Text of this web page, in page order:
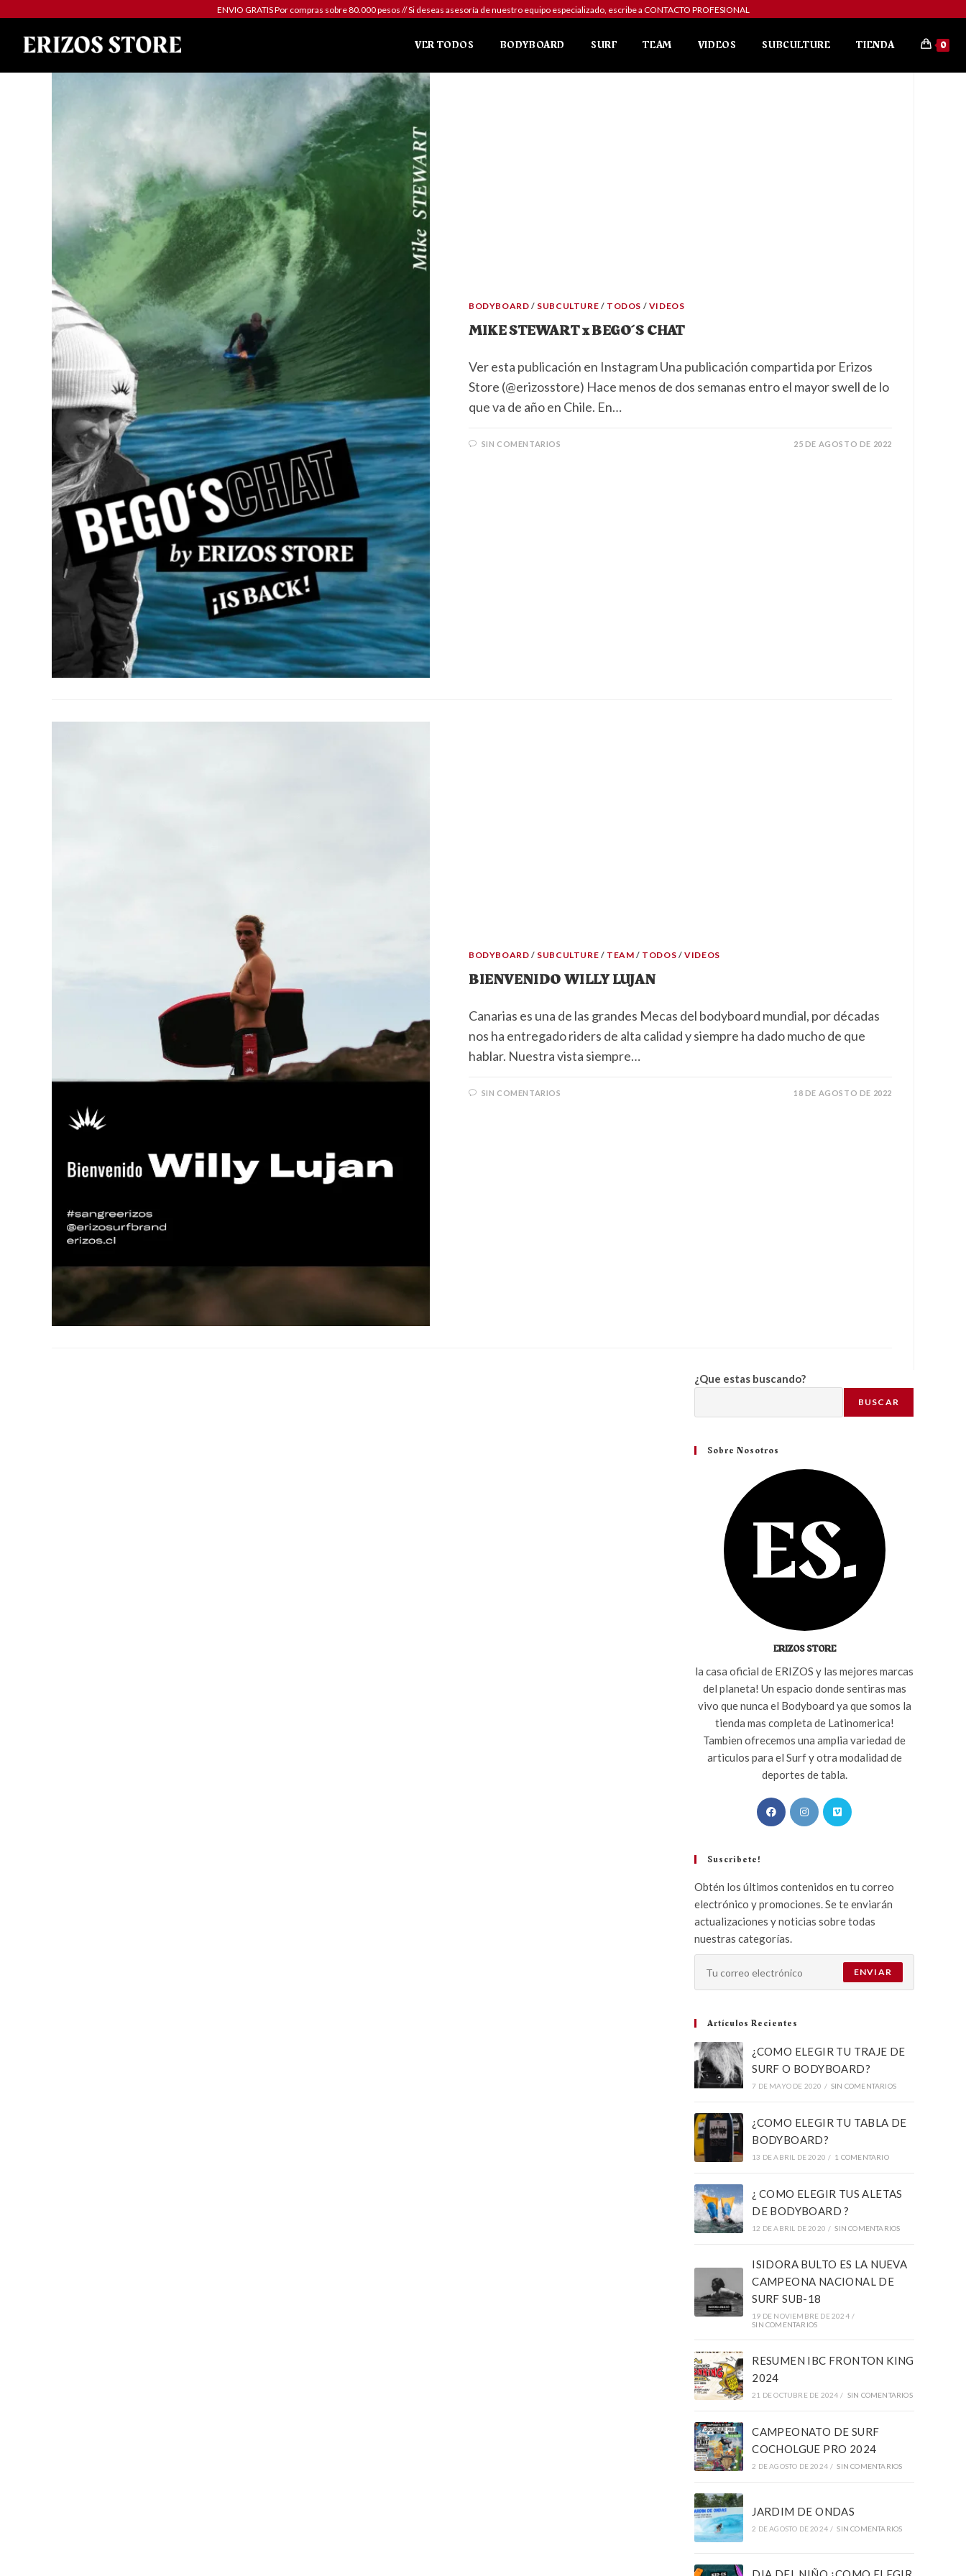
ENVIO GRATIS Por compras sobre 80.000 pesos // Si deseas asesoría de nuestro equipo especializado, escribe a CONTACTO PROFESIONAL
VER TODOS BODYBOARD SURF TEAM VIDEOS SUBCULTURE TIENDA 0
BODYBOARD / SUBCULTURE / TODOS / VIDEOS
MIKE STEWART x BEGO´S CHAT
Ver esta publicación en Instagram Una publicación compartida por Erizos
Store (@erizosstore) Hace menos de dos semanas entro el mayor swell de lo
que va de año en Chile. En…
SIN COMENTARIOS 25 DE AGOSTO DE 2022
BODYBOARD / SUBCULTURE / TEAM / TODOS /VIDEOS
BIENVENIDO WILLY LUJAN
Canarias es una de las grandes Mecas del bodyboard mundial, por décadas
nos ha entregado riders de alta calidad y siempre ha dado mucho de que
hablar. Nuestra vista siempre…
SIN COMENTARIOS 18 DE AGOSTO DE 2022
¿Que estas buscando?
BUSCAR
Sobre Nosotros
ERIZOS STORE
la casa oficial de ERIZOS y las mejores marcas
del planeta! Un espacio donde sentiras mas
vivo que nunca el Bodyboard ya que somos la
tienda mas completa de Latinomerica!
Tambien ofrecemos una amplia variedad de
articulos para el Surf y otra modalidad de
deportes de tabla.
Suscribete!
Obtén los últimos contenidos en tu correo
electrónico y promociones. Se te enviarán
actualizaciones y noticias sobre todas
nuestras categorías.
ENVIAR
Artículos Recientes
¿COMO ELEGIR TU TRAJE DE
SURF O BODYBOARD?
7 DE MAYO DE 2020 / SIN COMENTARIOS
¿COMO ELEGIR TU TABLA DE
BODYBOARD?
13 DE ABRIL DE 2020 / 1 COMENTARIO
¿ COMO ELEGIR TUS ALETAS
DE BODYBOARD ?
12 DE ABRIL DE 2020 / SIN COMENTARIOS
ISIDORA BULTO ES LA NUEVA
CAMPEONA NACIONAL DE
SURF SUB-18
19 DE NOVIEMBRE DE 2024 /
SIN COMENTARIOS
RESUMEN IBC FRONTON KING
2024
21 DE OCTUBRE DE 2024 / SIN COMENTARIOS
CAMPEONATO DE SURF
COCHOLGUE PRO 2024
2 DE AGOSTO DE 2024 / SIN COMENTARIOS
JARDIM DE ONDAS
2 DE AGOSTO DE 2024 / SIN COMENTARIOS